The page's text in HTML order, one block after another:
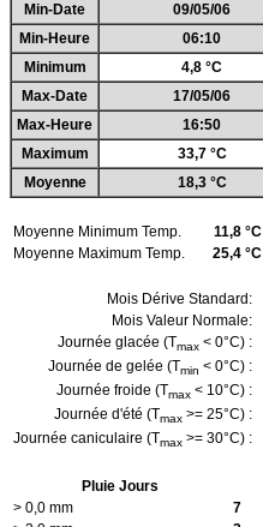
Min-Date 09/05/06
Min-Heure
06:10
Minimum
4,8 °C
Max-Date
17/05/06
Max-Heure
16:50
Maximum
33,7 °C
Moyenne
18,3 °C
Moyenne Minimum Temp.
11,8 °C
Moyenne Maximum Temp.
25,4 °C
Mois Dérive Standard:
Mois Valeur Normale:
Journée glacée (Tmax < 0°C) :
Journée de gelée (Tmin < 0°C) :
Journée froide (Tmax < 10°C) :
Journée d'été (Tmax >= 25°C) :
Journée caniculaire (Tmax >= 30°C) :
Pluie Jours
> 0,0 mm
7